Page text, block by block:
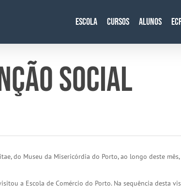
Escola Cursos Alunos
SOCIAL
do Museu da Misericórdia do Porto, ao longo deste
a Escola de Comércio do Porto. Na sequência desta